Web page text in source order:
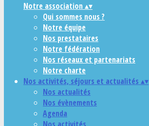
Notre association ▴▾
Qui sommes nous ?
Notre équipe
Nos prestataires
Notre fédération
Nos réseaux et partenariats
Notre charte
Nos activités, séjours et actualités ▴▾
Nos actualités
Nos évènements
Agenda